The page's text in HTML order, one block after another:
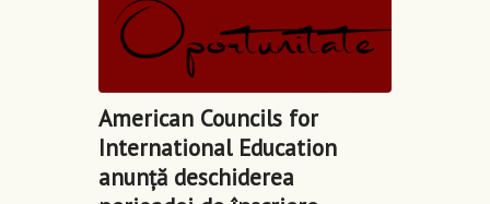
American Councils for
International Education
anunță deschiderea